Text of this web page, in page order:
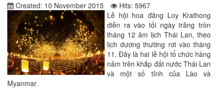
Created: 10 November 2015
Hits: 5967
Lễ hội hoa đăng Loy Krathong
diễn ra vào tối ngày trăng tròn
tháng 12 âm lịch Thái Lan, theo
lịch dương thường rơi vào tháng
11. Đây là hai lễ hội tổ chức hàng
năm trên khắp đất nước Thái Lan
và một số tỉnh của Lào và
Myanmar.